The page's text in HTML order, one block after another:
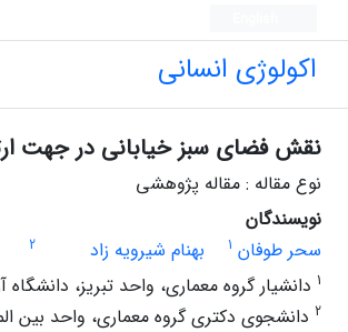
اکولوژی انسانی
نقش فضای سبز خیابانی در جهت
نوع مقاله : مقاله پژوهشی
نویسندگان
سحر طوفان 1 بهنام شیرویه زاد
2
1 دانشیار گروه معماری، واحد تبریز، دانشگاه
2 دانشجوی دکتری گروه معماری، واحد بین